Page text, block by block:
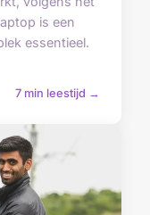
is een
essentieel.
7 min leestijd →